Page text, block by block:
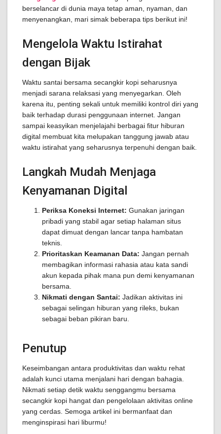
berselancar di dunia maya tetap aman, nyaman, dan
menyenangkan, mari simak beberapa tips berikut ini!
Mengelola Waktu Istirahat
dengan Bijak
Waktu santai bersama secangkir kopi seharusnya
menjadi sarana relaksasi yang menyegarkan. Oleh
karena itu, penting sekali untuk memiliki kontrol diri yang
baik terhadap durasi penggunaan internet. Jangan
sampai keasyikan menjelajahi berbagai fitur hiburan
digital membuat kita melupakan tanggung jawab atau
waktu istirahat yang seharusnya terpenuhi dengan baik.
Langkah Mudah Menjaga
Kenyamanan Digital
Periksa Koneksi Internet: Gunakan jaringan
pribadi yang stabil agar setiap halaman situs
dapat dimuat dengan lancar tanpa hambatan
teknis.
Prioritaskan Keamanan Data: Jangan pernah
membagikan informasi rahasia atau kata sandi
akun kepada pihak mana pun demi kenyamanan
bersama.
Nikmati dengan Santai: Jadikan aktivitas ini
sebagai selingan hiburan yang rileks, bukan
sebagai beban pikiran baru.
Penutup
Keseimbangan antara produktivitas dan waktu rehat
adalah kunci utama menjalani hari dengan bahagia.
Nikmati setiap detik waktu senggangmu bersama
secangkir kopi hangat dan pengelolaan aktivitas online
yang cerdas. Semoga artikel ini bermanfaat dan
menginspirasi hari liburmu!